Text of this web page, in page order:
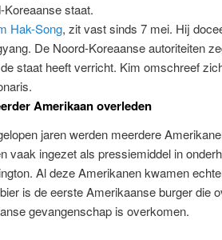
Koreaanse staat.
Hak-Song, zit vast sinds 7 mei. Hij
De Noord-Koreaanse autoriteiten
staat heeft verricht. Kim omschreef
Amerikaan overleden
jaren werden meerdere
vaak ingezet als pressiemiddel in
Al deze Amerikanen kwamen
is de eerste Amerikaanse burger die
gevangenschap is overkomen.